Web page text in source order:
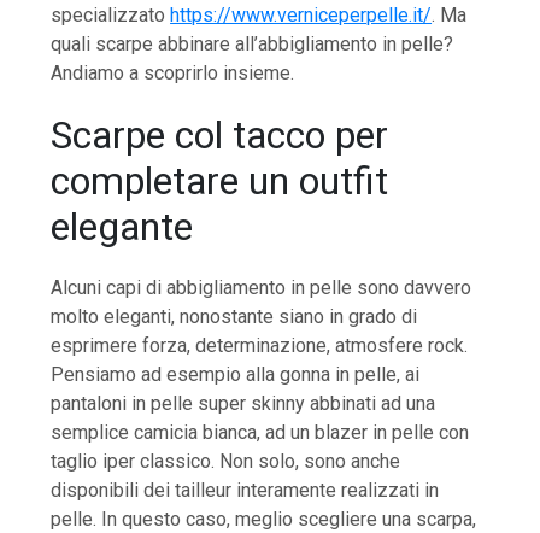
specializzato https://www.verniceperpelle.it/. Ma
quali scarpe abbinare all’abbigliamento in pelle?
Andiamo a scoprirlo insieme.
Scarpe col tacco per
completare un outfit
elegante
Alcuni capi di abbigliamento in pelle sono davvero
molto eleganti, nonostante siano in grado di
esprimere forza, determinazione, atmosfere rock.
Pensiamo ad esempio alla gonna in pelle, ai
pantaloni in pelle super skinny abbinati ad una
semplice camicia bianca, ad un blazer in pelle con
taglio iper classico. Non solo, sono anche
disponibili dei tailleur interamente realizzati in
pelle. In questo caso, meglio scegliere una scarpa,